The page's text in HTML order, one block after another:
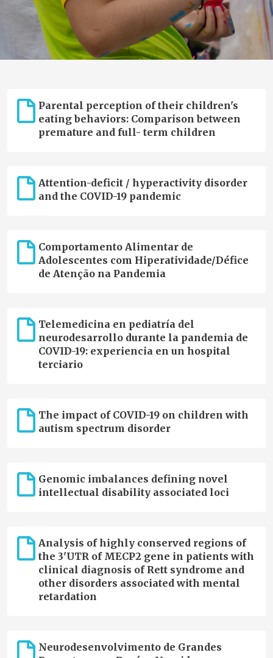
Parental perception of their children's
eating behaviors: Comparison between
premature and full- term children
Attention-deficit / hyperactivity disorder
and the COVID-19 pandemic
Comportamento Alimentar de
Adolescentes com Hiperatividade/Défice
de Atenção na Pandemia
Telemedicina en pediatría del
neurodesarrollo durante la pandemia de
COVID-19: experiencia en un hospital
terciario
The impact of COVID-19 on children with
autism spectrum disorder
Genomic imbalances defining novel
intellectual disability associated loci
Analysis of highly conserved regions of
the 3'UTR of MECP2 gene in patients with
clinical diagnosis of Rett syndrome and
other disorders associated with mental
retardation
Neurodesenvolvimento de Grandes